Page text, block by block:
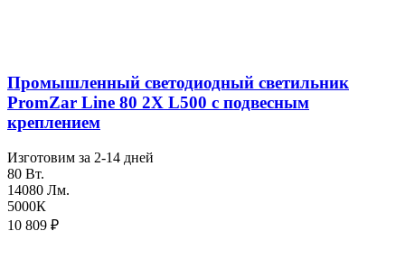
Промышленный светодиодный светильник
PromZar Line 80 2Х L500 с подвесным
креплением
Изготовим за 2-14 дней
80 Вт.
14080 Лм.
5000К
10 809 ₽